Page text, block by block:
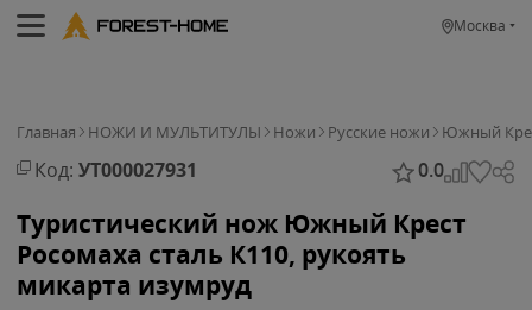
Москва
Главная НОЖИ И МУЛЬТИТУЛЫ Ножи Русские ножи Южный
Код: УТ000027931 0.0
Туристический нож Южный Крест
Росомаха сталь К110, рукоять
микарта изумруд